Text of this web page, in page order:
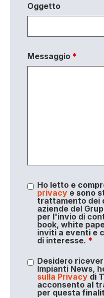
Oggetto
Messaggio *
Ho letto e
privacye sono
trattamento dei
aziende del
per l'invio di
book, white
inviti a eventi e
di interesse. *
Desidero
Impianti News,
sulla Privacydi
acconsento al
per questa